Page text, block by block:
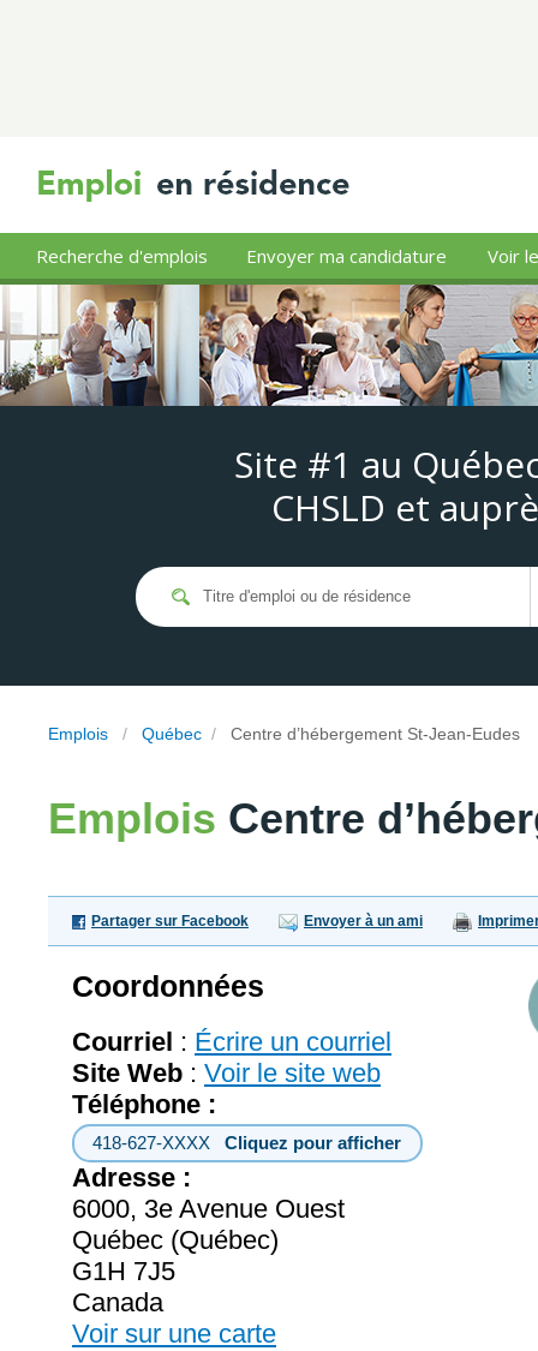
Recherche d'emplois Envoyer ma candidature Voir
Site #1 au
CHSLD et
Emplois / Québec / Centre d’hébergement St-Jean-Eudes
Emplois Centre
Partager sur Facebook Envoyer à un ami
Coordonnées
Courriel : Écrire un courriel
Site Web : Voir le site web
Téléphone :
418-627-XXXXCliquez pour afficher
Adresse :
6000, 3e Avenue Ouest
Québec (Québec)
G1H 7J5
Canada
Voir sur une carte